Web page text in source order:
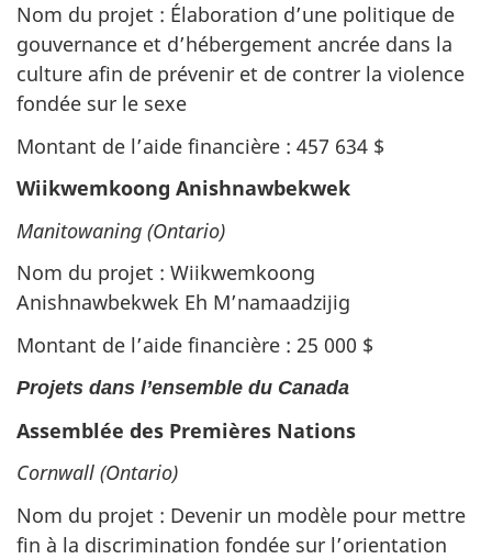
Nom du projet : Élaboration d’une politique de
gouvernance et d’hébergement ancrée dans la
culture afin de prévenir et de contrer la violence
fondée sur le sexe
Montant de l’aide financière : 457 634 $
Wiikwemkoong Anishnawbekwek
Manitowaning (Ontario)
Nom du projet : Wiikwemkoong
Anishnawbekwek Eh M’namaadzijig
Montant de l’aide financière : 25 000 $
Projets dans l’ensemble du Canada
Assemblée des Premières Nations
Cornwall (Ontario)
Nom du projet : Devenir un modèle pour mettre
fin à la discrimination fondée sur l’orientation